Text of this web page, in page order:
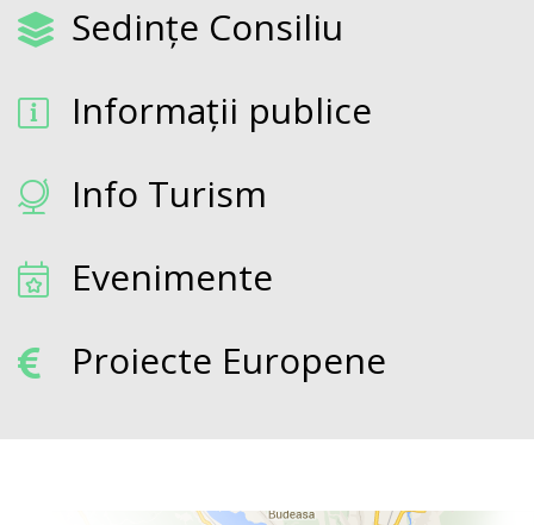
Sedințe Consiliu
Informații publice
Info Turism
Evenimente
Proiecte Europene